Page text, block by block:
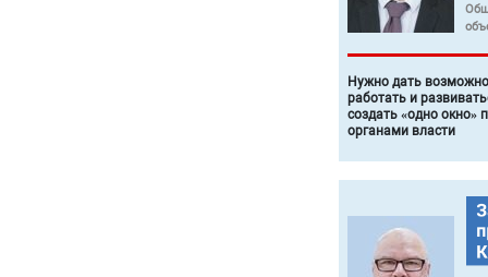
Нужно дать
работать и
создать «одно окно»
органами власти